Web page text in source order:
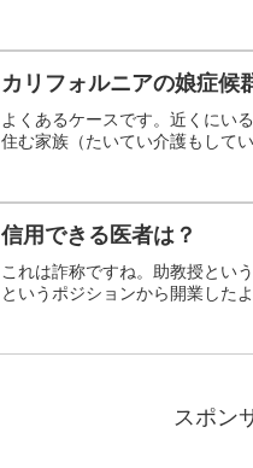
カリフォルニアの娘症候
よくあるケースです。近くにい
住む家族（たいてい介護もしてい
信用できる医者は？
これは詐称ですね。助教授とい
というポジションから開業したよ
スポン